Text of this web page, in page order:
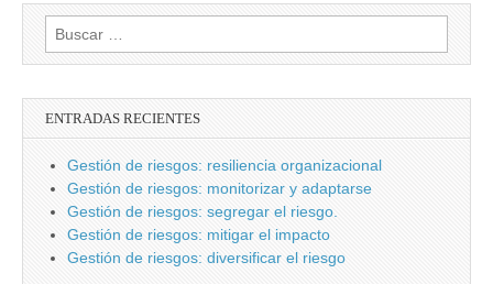
Buscar:
ENTRADAS RECIENTES
Gestión de riesgos: resiliencia organizacional
Gestión de riesgos: monitorizar y adaptarse
Gestión de riesgos: segregar el riesgo.
Gestión de riesgos: mitigar el impacto
Gestión de riesgos: diversificar el riesgo